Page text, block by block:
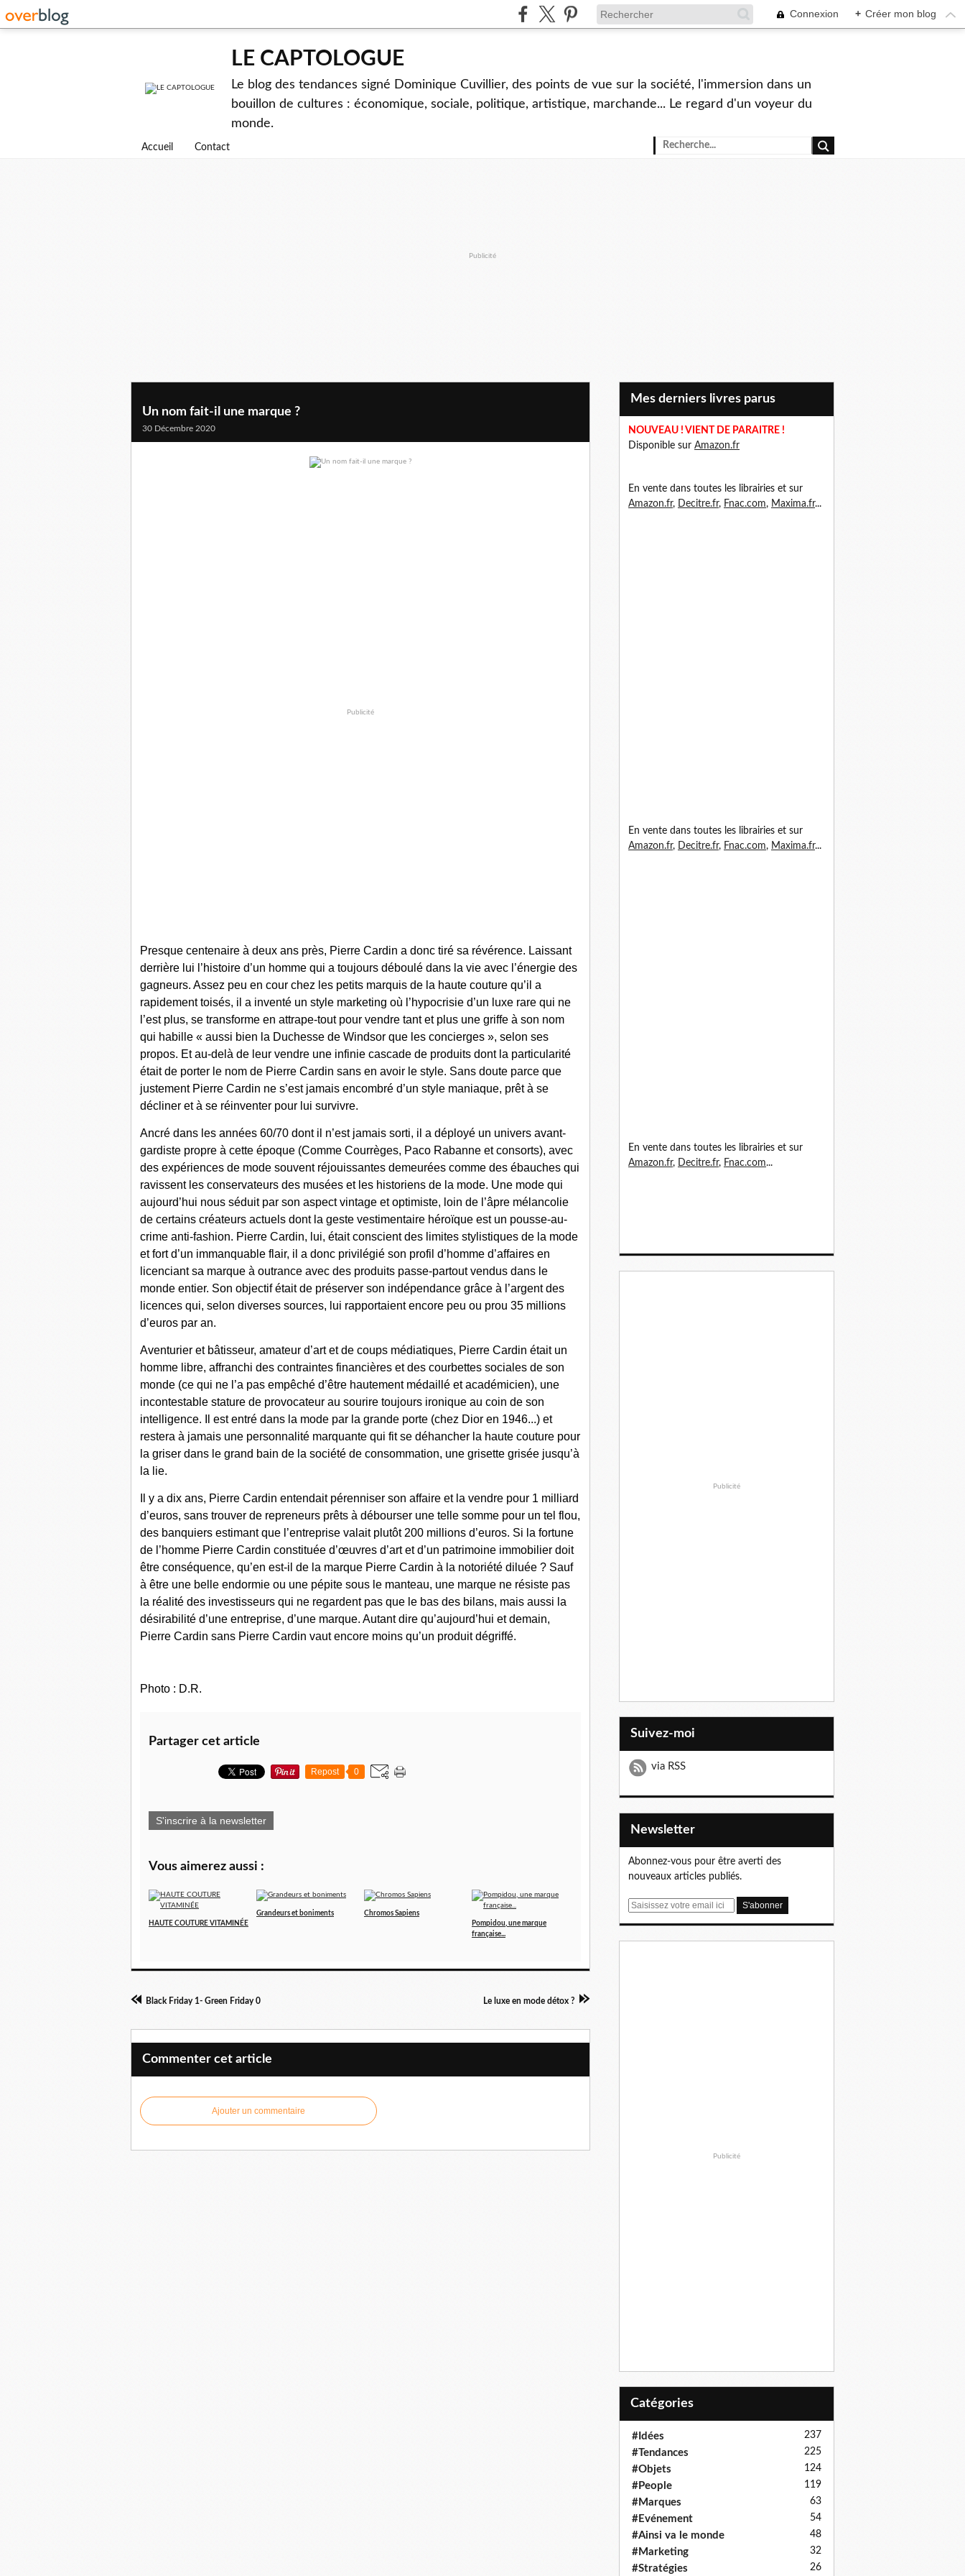
Connexion + Créer mon blog
LE CAPTOLOGUE
Le blog des tendances signé Dominique Cuvillier, des points de vue sur la société, l'immersion dans un
bouillon de cultures : économique, sociale, politique, artistique, marchande... Le regard d'un voyeur du
monde.
Accueil Contact
Publicité
Un nom fait-il une marque ?
30 Décembre 2020
Publicité
Presque centenaire à deux ans près, Pierre Cardin a donc tiré sa révérence. Laissant
derrière lui l’histoire d’un homme qui a toujours déboulé dans la vie avec l’énergie des
gagneurs. Assez peu en cour chez les petits marquis de la haute couture qu’il a
rapidement toisés, il a inventé un style marketing où l’hypocrisie d’un luxe rare qui ne
l’est plus, se transforme en attrape-tout pour vendre tant et plus une griffe à son nom
qui habille « aussi bien la Duchesse de Windsor que les concierges », selon ses
propos. Et au-delà de leur vendre une infinie cascade de produits dont la particularité
était de porter le nom de Pierre Cardin sans en avoir le style. Sans doute parce que
justement Pierre Cardin ne s’est jamais encombré d’un style maniaque, prêt à se
décliner et à se réinventer pour lui survivre.
Ancré dans les années 60/70 dont il n’est jamais sorti, il a déployé un univers avant-
gardiste propre à cette époque (Comme Courrèges, Paco Rabanne et consorts), avec
des expériences de mode souvent réjouissantes demeurées comme des ébauches qui
ravissent les conservateurs des musées et les historiens de la mode. Une mode qui
aujourd’hui nous séduit par son aspect vintage et optimiste, loin de l’âpre mélancolie
de certains créateurs actuels dont la geste vestimentaire héroïque est un pousse-au-
crime anti-fashion. Pierre Cardin, lui, était conscient des limites stylistiques de la mode
et fort d’un immanquable flair, il a donc privilégié son profil d’homme d’affaires en
licenciant sa marque à outrance avec des produits passe-partout vendus dans le
monde entier. Son objectif était de préserver son indépendance grâce à l’argent des
licences qui, selon diverses sources, lui rapportaient encore peu ou prou 35 millions
d’euros par an.
Aventurier et bâtisseur, amateur d’art et de coups médiatiques, Pierre Cardin était un
homme libre, affranchi des contraintes financières et des courbettes sociales de son
monde (ce qui ne l’a pas empêché d’être hautement médaillé et académicien), une
incontestable stature de provocateur au sourire toujours ironique au coin de son
intelligence. Il est entré dans la mode par la grande porte (chez Dior en 1946...) et
restera à jamais une personnalité marquante qui fit se déhancher la haute couture pour
la griser dans le grand bain de la société de consommation, une grisette grisée jusqu’à
la lie.
Il y a dix ans, Pierre Cardin entendait pérenniser son affaire et la vendre pour 1 milliard
d’euros, sans trouver de repreneurs prêts à débourser une telle somme pour un tel flou,
des banquiers estimant que l’entreprise valait plutôt 200 millions d’euros. Si la fortune
de l’homme Pierre Cardin constituée d’œuvres d’art et d’un patrimoine immobilier doit
être conséquence, qu’en est-il de la marque Pierre Cardin à la notoriété diluée ? Sauf
à être une belle endormie ou une pépite sous le manteau, une marque ne résiste pas
la réalité des investisseurs qui ne regardent pas que le bas des bilans, mais aussi la
désirabilité d’une entreprise, d’une marque. Autant dire qu’aujourd’hui et demain,
Pierre Cardin sans Pierre Cardin vaut encore moins qu’un produit dégriffé.
Photo : D.R.
Partager cet article
Repost 0
S'inscrire à la newsletter
Vous aimerez aussi :
HAUTE COUTURE VITAMINÉE
Grandeurs et boniments
Chromos Sapiens
Pompidou, une marque
française...
Black Friday 1- Green Friday 0 Le luxe en mode détox ?
Commenter cet article
Ajouter un commentaire
Mes derniers livres parus
NOUVEAU ! VIENT DE PARAITRE !
Disponible sur Amazon.fr
En vente dans toutes les librairies et sur
Amazon.fr, Decitre.fr, Fnac.com, Maxima.fr...
En vente dans toutes les librairies et sur
Amazon.fr, Decitre.fr, Fnac.com, Maxima.fr...
En vente dans toutes les librairies et sur
Amazon.fr, Decitre.fr, Fnac.com...
Publicité
Suivez-moi
via RSS
Newsletter
Abonnez-vous pour être averti des
nouveaux articles publiés.
E
Publicité
Catégories
#Idées 237
#Tendances 225
#Objets 124
#People 119
#Marques 63
#Evénement 54
#Ainsi va le monde 48
#Marketing 32
#Stratégies 26